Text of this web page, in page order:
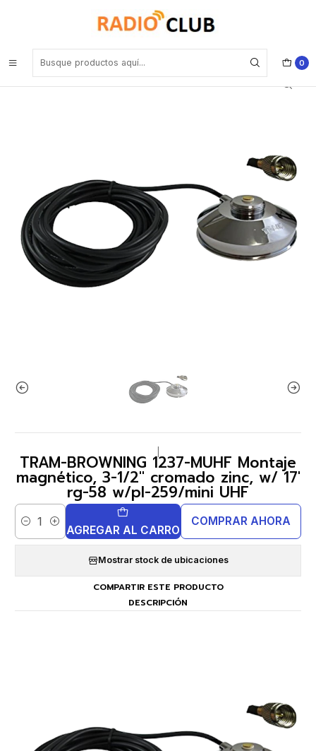
0
TRAM-BROWNING 1237-MUHF Montaje magnético, 3-1/2" cromado
zinc, w/ 17' rg-58 w/pl-259/mini UHF
TRAM-BROWNING 1237-MUHF Montaje
magnético, 3-1/2" cromado zinc, w/ 17'
rg-58 w/pl-259/mini UHF
Cantidad AGREGAR AL CARRO
COMPRAR AHORA
Mostrar stock de ubicaciones
COMPARTIR ESTE PRODUCTO
DESCRIPCIÓN